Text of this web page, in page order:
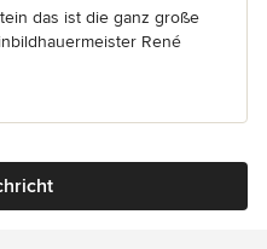
das ist die ganz große
René